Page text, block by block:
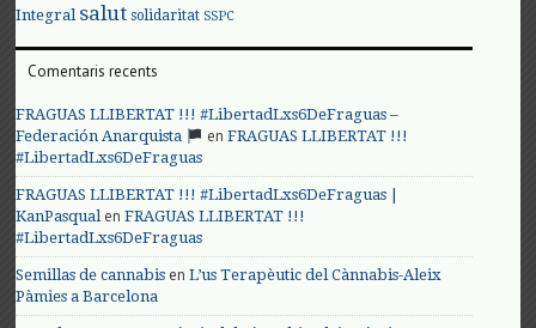
Integral salut solidaritat SSPC
Comentaris recents
FRAGUAS LLIBERTAT !!! #LibertadLxs6DeFraguas –
Federación Anarquista
enFRAGUAS LLIBERTAT !!!
#LibertadLxs6DeFraguas
FRAGUAS LLIBERTAT !!! #LibertadLxs6DeFraguas |
KanPasqualenFRAGUAS LLIBERTAT !!!
#LibertadLxs6DeFraguas
Semillas de cannabis enL’us Terapèutic del Cànnabis-Aleix
Pàmies a Barcelona